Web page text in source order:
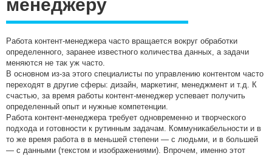
менеджеру
Работа контент-менеджера часто вращается вокруг обработки
определенного, заранее известного количества данных, а задачи
меняются не так уж часто.
В основном из-за этого специалисты по управлению контентом часто
переходят в другие сферы: дизайн, маркетинг, менеджмент и т.д. К
счастью, за время работы контент-менеджер успевает получить
определенный опыт и нужные компетенции.
Работа контент-менеджера требует одновременно и творческого
подхода и готовности к рутинным задачам. Коммуникабельности и в
то же время работа в в меньшей степени — с людьми, и в большей
— с данными (текстом и изображениями). Впрочем, именно этот